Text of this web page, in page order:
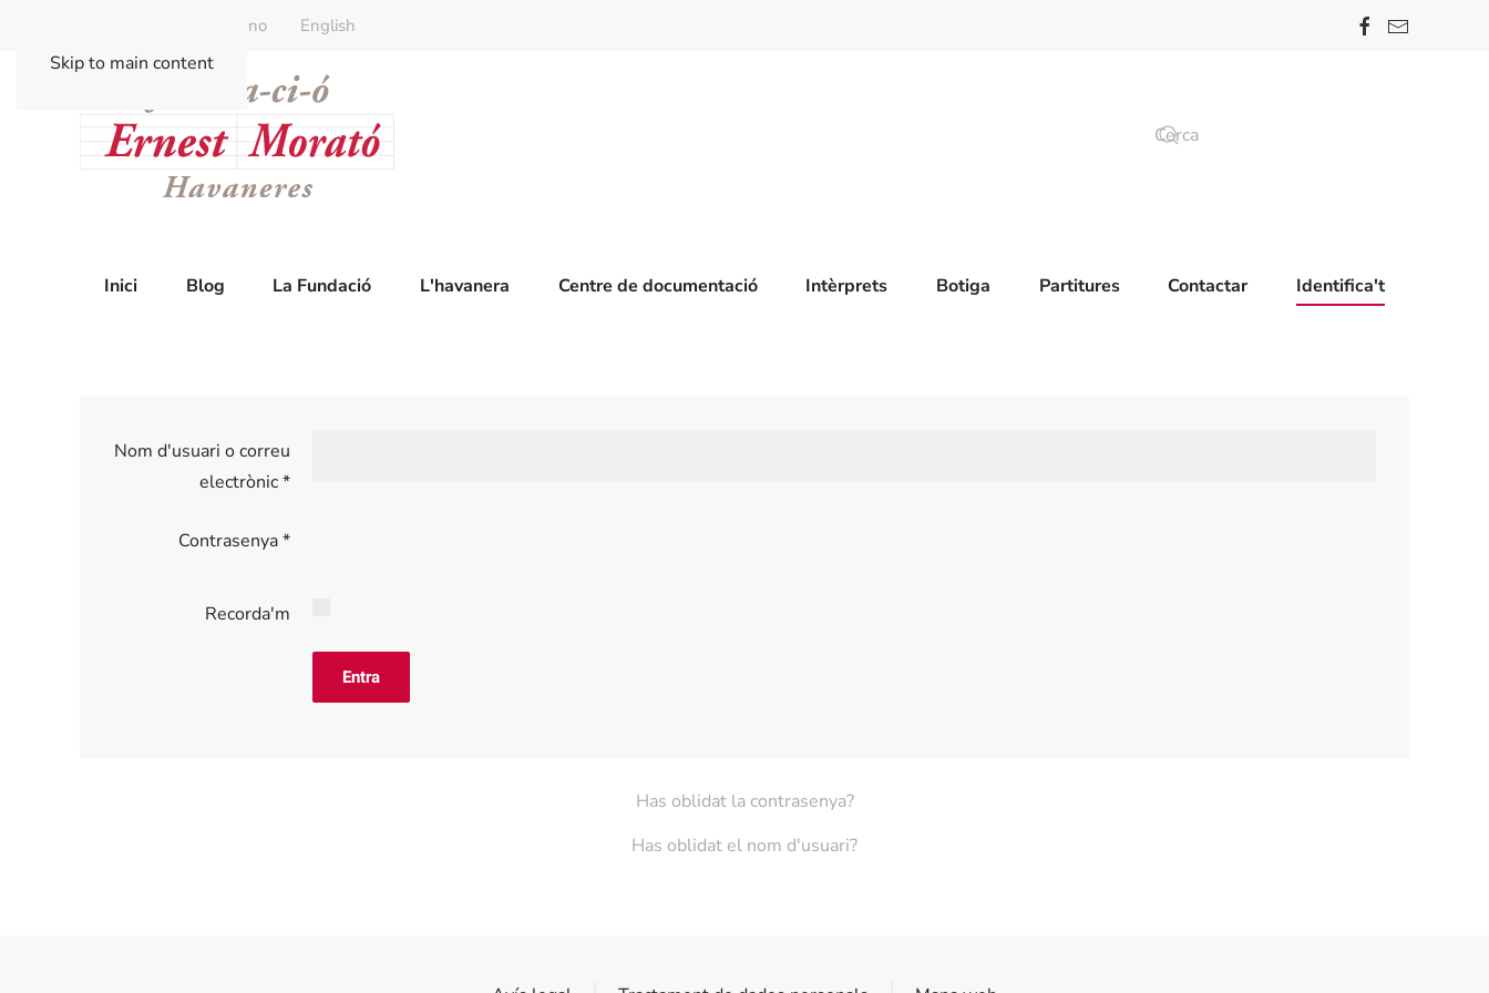
Skip to main content
Castellano English
Inici Blog La Fundació L'havanera Centre de documentació Intèrprets Botiga Partitures Contactar Identifica't
Nom d'usuari o correu
electrònic*
Contrasenya*
Recorda'm
Entra
Has oblidat la contrasenya?
Has oblidat el nom d'usuari?